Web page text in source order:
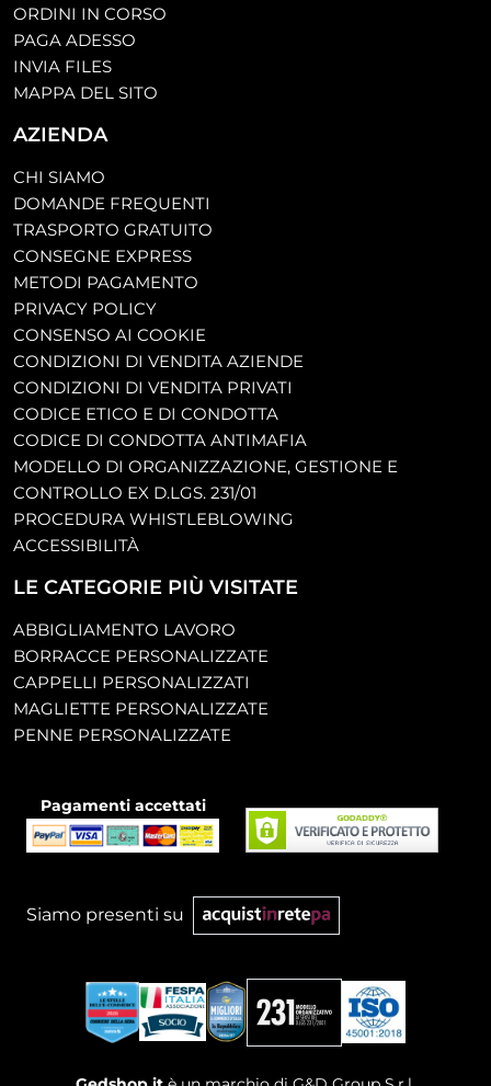
ORDINI IN CORSO
PAGA ADESSO
INVIA FILES
MAPPA DEL SITO
AZIENDA
CHI SIAMO
DOMANDE FREQUENTI
TRASPORTO GRATUITO
CONSEGNE EXPRESS
METODI PAGAMENTO
PRIVACY POLICY
CONSENSO AI COOKIE
CONDIZIONI DI VENDITA AZIENDE
CONDIZIONI DI VENDITA PRIVATI
CODICE ETICO E DI CONDOTTA
CODICE DI CONDOTTA ANTIMAFIA
MODELLO DI ORGANIZZAZIONE, GESTIONE E
CONTROLLO EX D.LGS. 231/01
PROCEDURA WHISTLEBLOWING
ACCESSIBILITÀ
LE CATEGORIE PIÙ VISITATE
ABBIGLIAMENTO LAVORO
BORRACCE PERSONALIZZATE
CAPPELLI PERSONALIZZATI
MAGLIETTE PERSONALIZZATE
PENNE PERSONALIZZATE
Pagamenti accettati
Siamo presenti su